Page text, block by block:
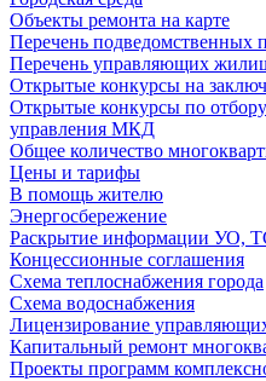
Объекты ремонта на карте
Перечень подведомственных
Перечень управляющих
Открытые конкурсы на
Открытые конкурсы по
управления МКД
Общее количество
Цены и тарифы
В помощь жителю
Энергосбережение
Раскрытие информации
Концессионные соглашения
Схема теплоснабжения города
Схема водоснабжения
Лицензирование
Капитальный ремонт
Проекты программ